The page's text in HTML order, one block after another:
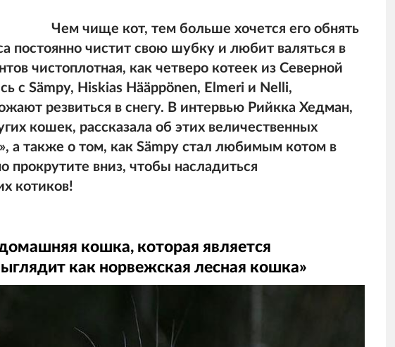
Чем чище кот, тем больше хочется его обнять
постоянно чистит свою шубку и любит валяться в
чистоплотная, как четверо котеек из Северной
с Sämpy, Hiskias Hääppönen, Elmeri и Nelli,
резвиться в снегу. В интервью Рийкка Хедман,
кошек, рассказала об этих величественных
а также о том, как Sämpy стал любимым котом в
прокрутите вниз, чтобы насладиться
котиков!
кошка, которая является
как норвежская лесная кошка»